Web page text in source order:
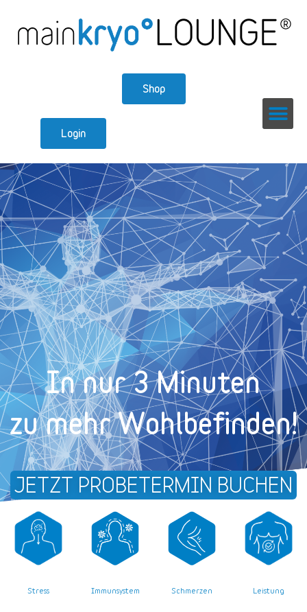
Shop
Login
In nur 3 Minuten
zu mehr Wohl­befinden!
JETZT PROBETERMIN BUCHEN
Stress Immunsystem Schmerzen Leistung